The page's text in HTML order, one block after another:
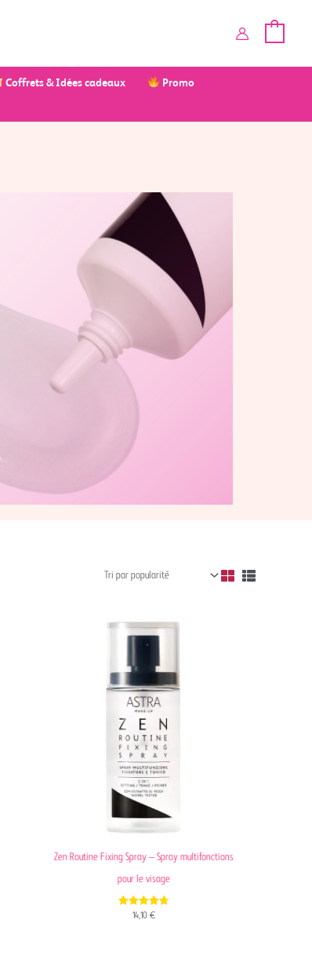
Coffrets & Idées cadeaux
Promo
Zen Routine Fixing Spray – Spray multifonctions
pour le visage
4.67
14,10 €